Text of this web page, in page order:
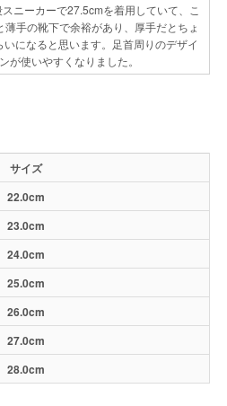
ニーカーで27.5cmを着用していて、こ
薄手の靴下で余裕があり、厚手だとちょ
いになると思います。足首周りのデザイ
ンが使いやすくなりました。
サイズ
22.0cm
23.0cm
24.0cm
25.0cm
26.0cm
27.0cm
28.0cm